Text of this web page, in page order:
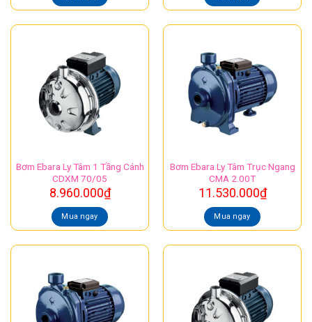
Bơm Ebara Ly Tâm 1 Tầng Cánh
CDXM 70/05
8.960.000₫
Mua ngay
Bơm Ebara Ly Tâm Trục Ngang
CMA 2.00T
11.530.000₫
Mua ngay